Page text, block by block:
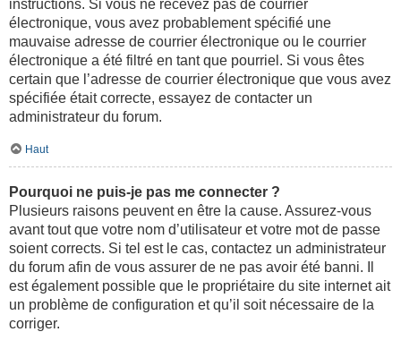
instructions. Si vous ne recevez pas de courrier
électronique, vous avez probablement spécifié une
mauvaise adresse de courrier électronique ou le courrier
électronique a été filtré en tant que pourriel. Si vous êtes
certain que l’adresse de courrier électronique que vous avez
spécifiée était correcte, essayez de contacter un
administrateur du forum.
Haut
Pourquoi ne puis-je pas me connecter ?
Plusieurs raisons peuvent en être la cause. Assurez-vous
avant tout que votre nom d’utilisateur et votre mot de passe
soient corrects. Si tel est le cas, contactez un administrateur
du forum afin de vous assurer de ne pas avoir été banni. Il
est également possible que le propriétaire du site internet ait
un problème de configuration et qu’il soit nécessaire de la
corriger.